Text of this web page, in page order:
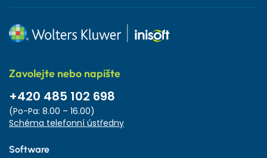
Zavolejte nebo napište
+420 485 102 698
(Po-Pa: 8.00 – 16.00)
Schéma telefonní ústředny
Software